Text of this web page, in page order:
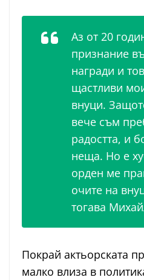
Аз от 20
признание
награди и
щастливи
внуци.
вече съм
радостта, и
неща. Но е
орден ме
очите на
тогава
Покрай актьорската
малко влиза в